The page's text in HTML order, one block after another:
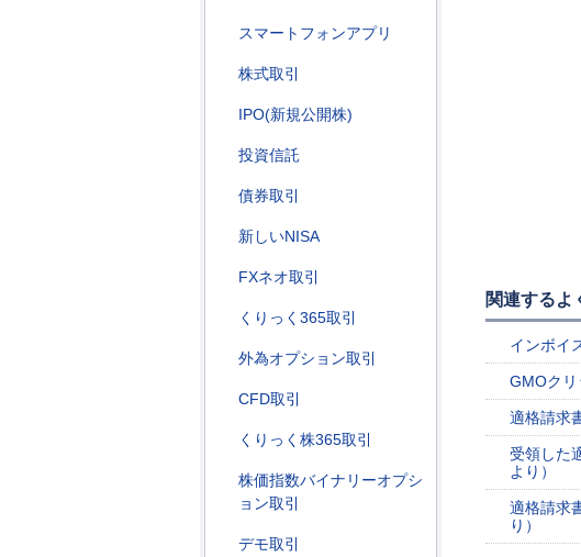
スマートフォンアプリ
株式取引
IPO(新規公開株)
投資信託
債券取引
新しいNISA
FXネオ取引
くりっく365取引
外為オプション取引
CFD取引
くりっく株365取引
株価指数バイナリーオプシ
ョン取引
デモ取引
関連するよ
インボイ
GMOクリ
適格請求
受領した
より）
適格請求
り）